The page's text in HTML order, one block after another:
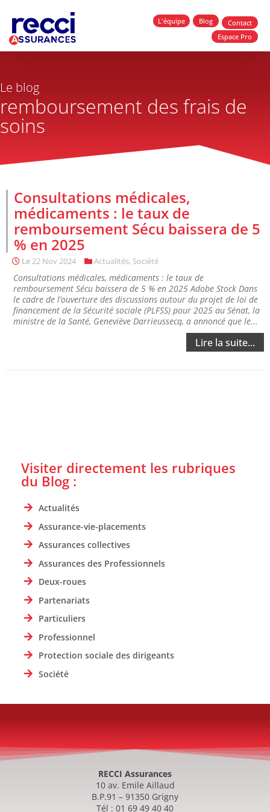
L'équipe Blog
Contact
Espace Pro
Le blog
remboursement des frais de
soins
Consultations médicales,
médicaments : le taux de
remboursement Sécu baissera de 5
% en 2025
Le22 Nov 2024 Actualités, Société
Consultations médicales, médicaments : le taux de
remboursement Sécu baissera de 5 % en 2025 Adobe Stock Dans
le cadre de l’ouverture des discussions autour du projet de loi de
financement de la Sécurité sociale (PLFSS) pour 2025 au Sénat, la
ministre de la Santé, Geneviève Darrieussecq, a annoncé que le...
Lire la suite...
Visiter directement les rubriques
du Blog :
Actualités
Assurance-vie-placements
Assurances collectives
Assurances des Professionnels
Deux-roues
Partenariats
Particuliers
Professionnel
Protection sociale des dirigeants
Société
RECCI Assurances
10 av. Emile Aillaud
B.P.91 – 91350 Grigny
Tél : 01 69 49 40 40